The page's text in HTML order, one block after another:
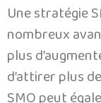
Une stratégie
nombreux
plus
d’attirer plus